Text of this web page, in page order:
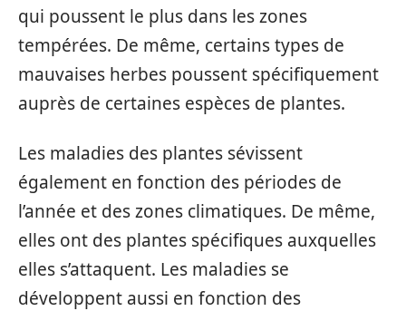
qui poussent le plus dans les zones
tempérées. De même, certains types de
mauvaises herbes poussent spécifiquement
auprès de certaines espèces de plantes.
Les maladies des plantes sévissent
également en fonction des périodes de
l’année et des zones climatiques. De même,
elles ont des plantes spécifiques auxquelles
elles s’attaquent. Les maladies se
développent aussi en fonction des